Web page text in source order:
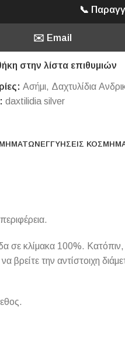
📞
✉️ Email
στην λίστα επιθυμιών
Ασήμι, Δαχτυλίδια
daxtilidia silver
ΕΓΓΥΉΣΕΙΣ
σε κλίμακα 100%. Κατόπιν,
την αντίστοιχη